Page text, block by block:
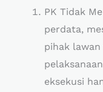
PK Tidak
perdata,
pihak
eksekusi